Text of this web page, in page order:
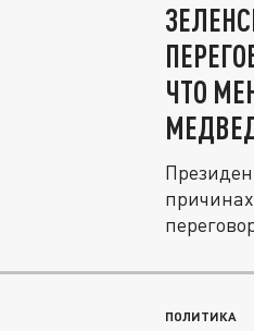
ЧТО
ПОЛИТИКА